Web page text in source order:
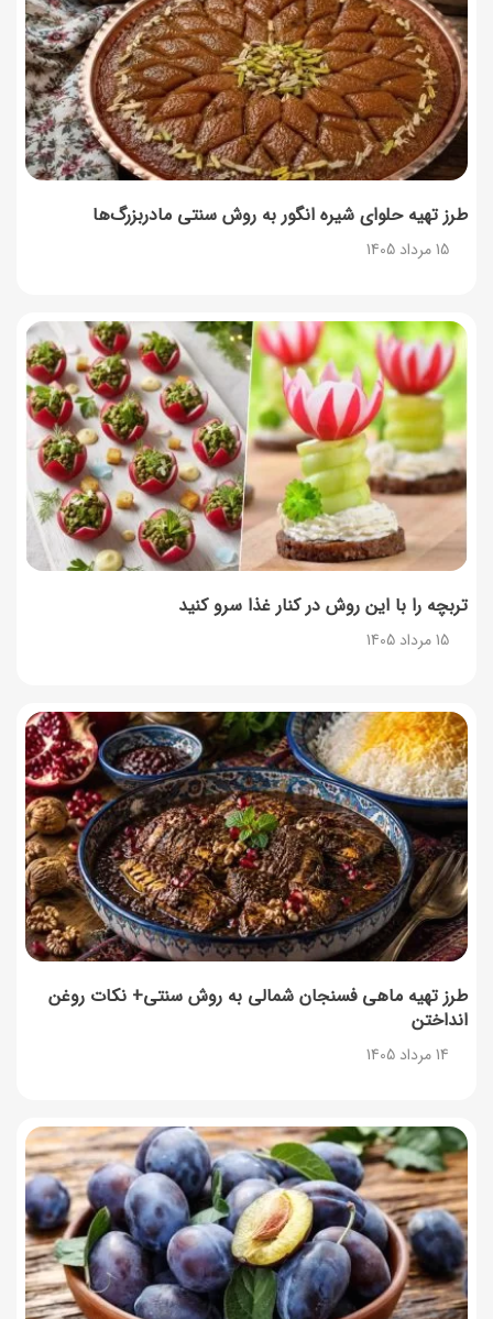
طرز تهیه حلوای شیره انگور به روش سنتی مادربزرگ‌ها
15 مرداد 1405
تربچه را با این روش در کنار غذا سرو کنید
15 مرداد 1405
طرز تهیه ماهی فسنجان شمالی به روش سنتی+ نکات روغن
انداختن
14 مرداد 1405
طرز تهیه پش ملبا (پیچ ملبا)؛ دسر کلاسیک هلو و بستنی
13 مرداد 1405